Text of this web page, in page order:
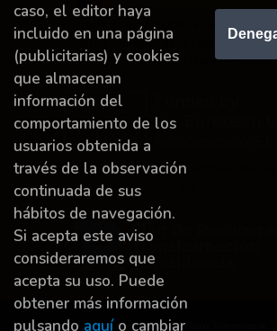
Proyecto financiado por la Dirección
Libro y Fomento de la Lectura,
Cultura y Deporte.
Financiado por la Unión Europea-Next
Dereitos de autor © 2026Grupo Trevenque
caso, el editor haya
incluido en una página
(publicitarias) y cookies
que almacenan
información del
comportamiento de los
usuarios obtenida a
través de la observación
continuada de sus
hábitos de navegación.
Si acepta este aviso
consideraremos que
acepta su uso. Puede
obtener más información
pulsando aquío cambiar